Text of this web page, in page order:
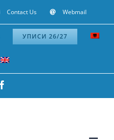
Contact Us Webmail
УПИСИ 26/27